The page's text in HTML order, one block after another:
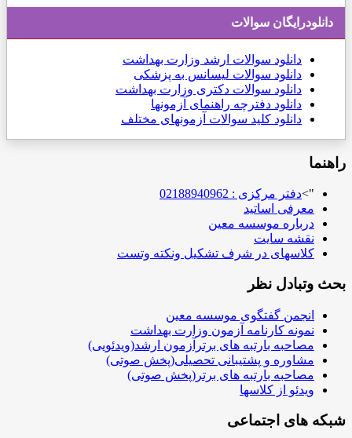
دانلودرایگان سوالات
دانلود سوالات ارشد وزارت بهداشت
دانلود سوالات لیسانس به پزشکی
دانلود سوالات دکتری وزارت بهداشت
دانلود دفترچه راهنمای آزمونها
دانلود کلید سوالات آزمونهای مختلف
راهنما
">دفتر مرکزی : 02188940962
معرفی اساتید
درباره موسسه معین
نقشه سایت
کلاسهای در شرف تشکیل ونکته وتست
بحث وتبادل نظر
انجمن گفتگوی موسسه معین
نمونه کارنامه آزمون وزارت بهداشت
مصاحبه بارتبه های برترآزمون ارشد(ویدئویی)
مشاوره و پشتیبانی تحصیلی(پخش صوتی)
مصاحبه بارتبه های برتر(پخش صوتی)
ویدئو از کلاسها
شبکه های اجتماعی